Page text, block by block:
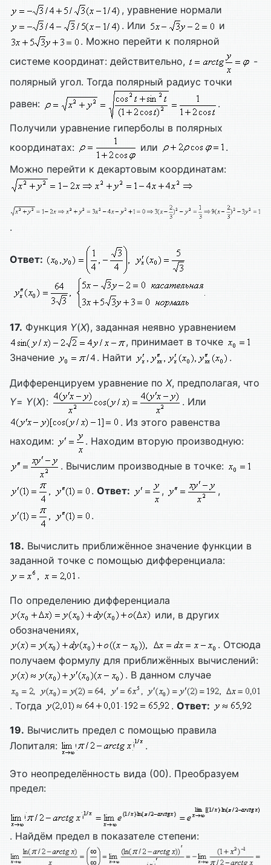
, уравнение нормали
. Или
и
. Можно перейти к полярной
системе координат: действительно,
-
полярный угол. Тогда полярный радиус точки
равен:
.
Получили уравнение гиперболы в полярных
координатах:
или
.
Можно перейти к декартовым координатам:
.
Ответ:
17. Функция Y(X), заданная неявно уравнением
, принимает в точке
Значение
. Найти .
Дифференцируем уравнение по X, предполагая, что
Y= Y(X):
. Или
. Из этого равенства
находим:
. Находим вторую производную:
. Вычислим производные в точке:
. Ответ: , ,
.
18. Вычислить приближённое значение функции в
заданной точке с помощью дифференциала:
.
По определению дифференциала
или, в других
обозначениях,
. Отсюда
получаем формулу для приближённых вычислений:
. В данном случае
. Тогда . Ответ:
19. Вычислить предел с помощью правила
Лопиталя:
.
Это неопределённость вида (00). Преобразуем
предел:
. Найдём предел в показателе степени: